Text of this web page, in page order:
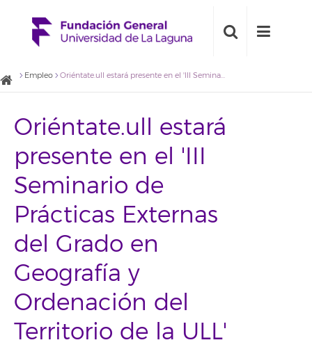
Empleo Oriéntate.ull estará presente en el 'III Seminario de Prácticas Externas del Grado en Geografía y Ordenación del Territorio de la ULL'
Oriéntate.ull estará
presente en el 'III
Seminario de
Prácticas Externas
del Grado en
Geografía y
Ordenación del
Territorio de la ULL'